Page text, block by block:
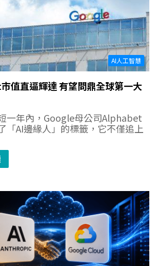
AI人工智慧
值直逼輝達 有望問鼎全球第一大
一年內，Google母公司Alphabet
「AI邊緣人」的標籤，它不僅追上